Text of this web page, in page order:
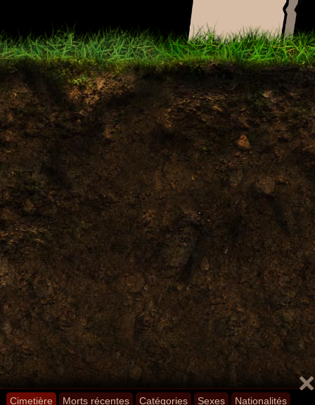
Cimetière Morts récentes Catégories Sexes Nationalités